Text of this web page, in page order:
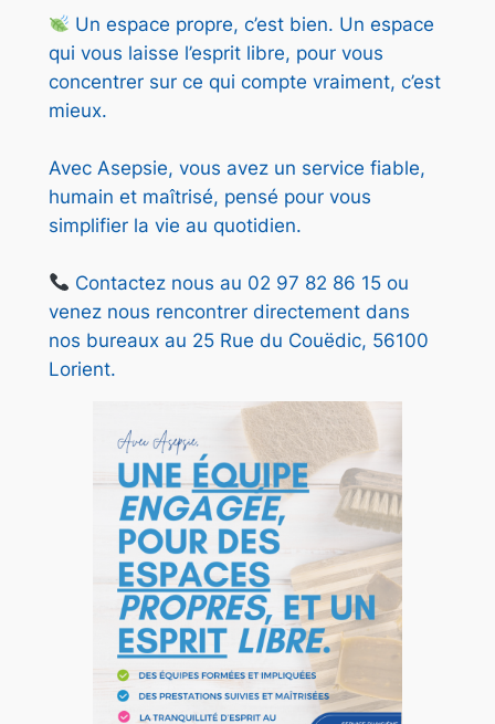
Un espace propre, c’est bien. Un espace
qui vous laisse l’esprit libre, pour vous
concentrer sur ce qui compte vraiment, c’est
mieux.
Avec Asepsie, vous avez un service fiable,
humain et maîtrisé, pensé pour vous
simplifier la vie au quotidien.
Contactez nous au 02 97 82 86 15 ou
venez nous rencontrer directement dans
nos bureaux au 25 Rue du Couëdic, 56100
Lorient.